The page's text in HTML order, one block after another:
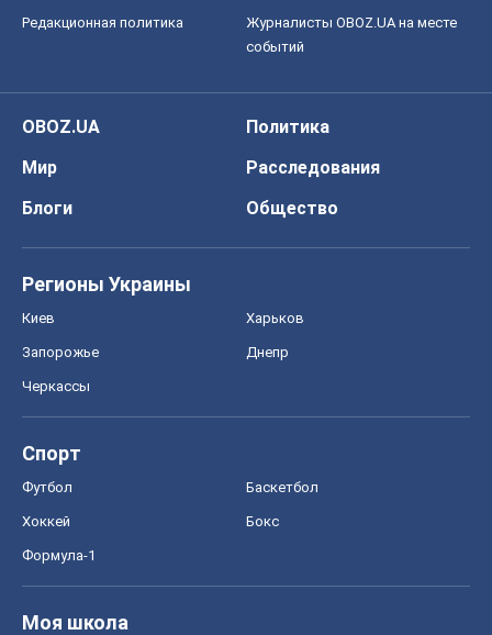
Редакционная политика
Журналисты OBOZ.UA на месте
событий
OBOZ.UA
Политика
Мир
Расследования
Блоги
Общество
Регионы Украины
Киев Харьков
Запорожье Днепр
Черкассы
Спорт
Футбол Баскетбол
Хоккей Бокс
Формула-1
Моя школа